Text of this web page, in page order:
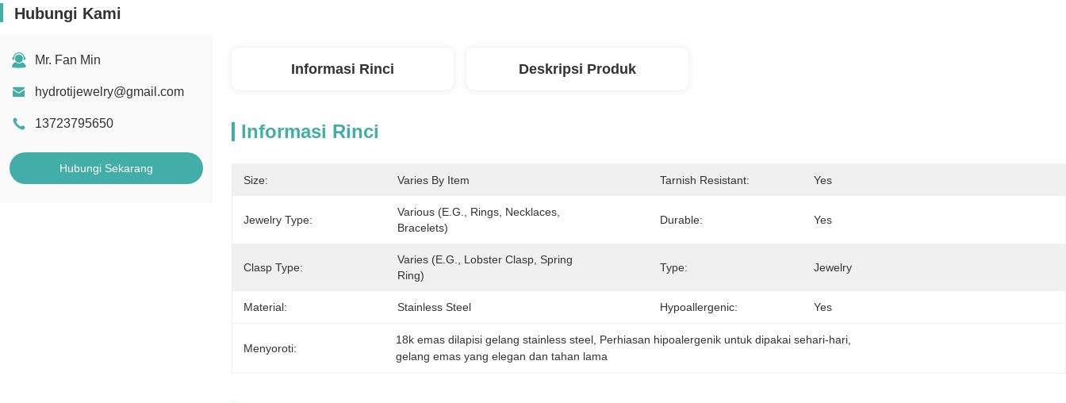
Hubungi Kami
Mr. Fan Min
hydrotijewelry@gmail.com
13723795650
Hubungi Sekarang
Informasi Rinci Deskripsi Produk
Informasi Rinci
Size: Varies By Item Tarnish Resistant: Yes
Jewelry Type:
Various (e.g., Rings, Necklaces,
Bracelets)
Durable: Yes
Clasp Type:
Varies (e.g., Lobster Clasp, Spring
Ring)
Type: Jewelry
Material: Stainless Steel Hypoallergenic: Yes
Menyoroti:
18k emas dilapisi gelang stainless steel Perhiasan hipoalergenik untuk dipakai sehari-hari
gelang emas yang elegan dan tahan lama